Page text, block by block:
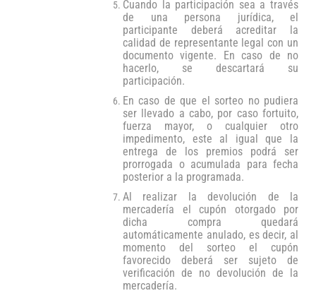
Cuando la participación sea a través
de una persona jurídica, el
participante deberá acreditar la
calidad de representante legal con un
documento vigente. En caso de no
hacerlo, se descartará su
participación.
En caso de que el sorteo no pudiera
ser llevado a cabo, por caso fortuito,
fuerza mayor, o cualquier otro
impedimento, este al igual que la
entrega de los premios podrá ser
prorrogada o acumulada para fecha
posterior a la programada.
Al realizar la devolución de la
mercadería el cupón otorgado por
dicha compra quedará
automáticamente anulado, es decir, al
momento del sorteo el cupón
favorecido deberá ser sujeto de
verificación de no devolución de la
mercadería.